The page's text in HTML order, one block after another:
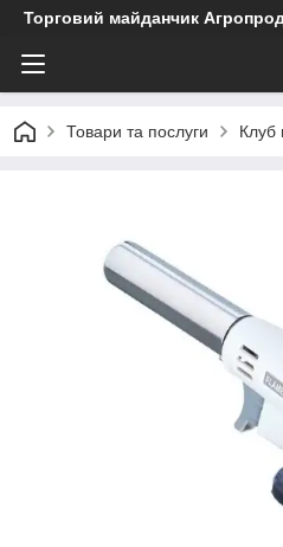
Торговий майданчик
Товари та послуги Клуб